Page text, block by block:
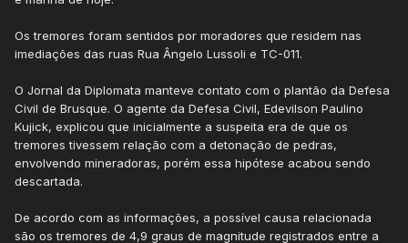
Os tremores foram sentidos por moradores que residem nas
imediações das ruas Rua Ângelo Lussoli e TC-011.
O Jornal da Diplomata manteve contato com o plantão da Defesa
Civil de Brusque. O agente da Defesa Civil, Edevilson Paulino
Kujick, explicou que inicialmente a suspeita era de que os
tremores tivessem relação com a detonação de pedras,
envolvendo mineradoras, porém essa hipótese acabou sendo
descartada.
De acordo com as informações, a possível causa relacionada
são os tremores de 4,9 graus de magnitude registrados entre a